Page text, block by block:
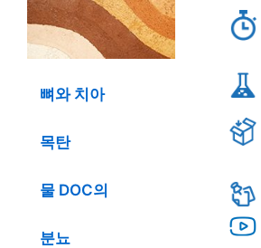
뼈와 치아
목탄
물 DOC의
분뇨